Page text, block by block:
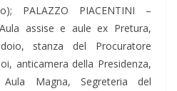
PALAZZO PIACENTINI –
assise e aule ex Pretura,
stanza del Procuratore
anticamera della Presidenza,
Aula Magna, Segreteria del